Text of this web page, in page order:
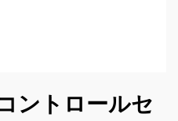
ントロールセ